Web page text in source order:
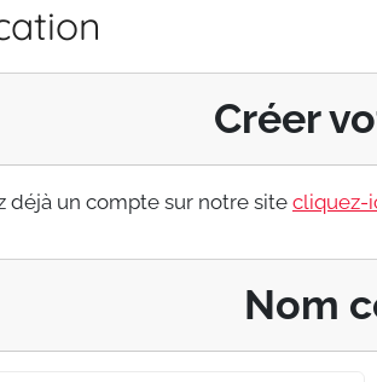
Créer
déjà un compte sur notre site cliquez-
Nom